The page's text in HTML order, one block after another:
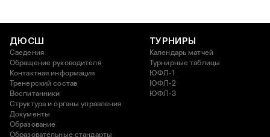
ДЮСШ
Сведения
Обращение руководителя
Контактная информация
Тренерский состав
Воспитанники
Структура и органы управления
Документы
Образование
Образовательные стандарты
ТУРНИРЫ
Календарь матчей
Турнирные таблицы
ЮФЛ-1
ЮФЛ-2
ЮФЛ-3